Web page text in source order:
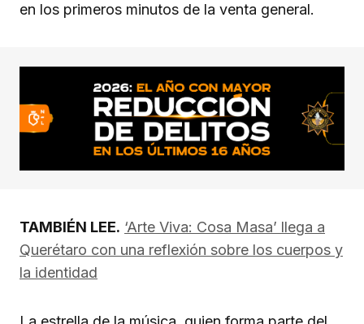
en los primeros minutos de la venta general.
TAMBIÉN LEE. ‘Arte Viva: Cosa Masa’ llega a
Querétaro con una reflexión sobre los cuerpos y
la identidad